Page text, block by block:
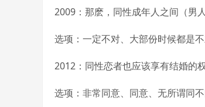
2009：那麽，同性成年人之间（男
选项：一定不对、大部份时候都是
2012：同性恋者也应该享有结婚的
选项：非常同意、同意、无所谓同